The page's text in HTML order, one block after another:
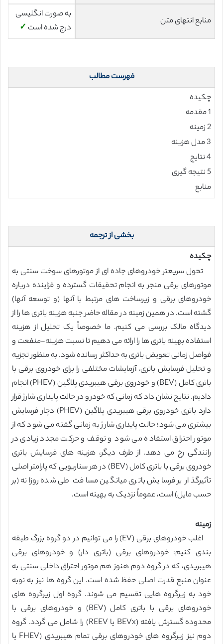
منابع انتهای متن
به صورت انگلیسی
درج شده است ✓
فهرست مطالب
چکیده
1 مقدمه
2 زمینه
3 مدل هزینه
4 نتایج
5 نتیجه گیری
منابع
بخشی از ترجمه
چکیده
تحول سریعتر خودروهای جاده ای از موتورهای سوخت سنتی به
موتورهای برقی منجر به انجام تحقیقات گسترده و فزاینده درباره
خودروهای برقی و زیرساخت های مرتبط با آنها (و توسعه آنها)
گشته است. در همین زمینه در مقاله حاضر جنبه هزینه باتری ها را از
دیدگاه مالک بررسی می کنیم. ما خصوصاً یک تحلیل از هزینه
استفاده بهینه باتری ها را ارائه می دهیم تا نسبت هزینه-منفعت و
فواصل زمانی تعویض باتری به حداکثر رسانده شود. به منظور تجزیه
و تحلیل فرسایش باتری، آزمایشات مختلفی را برای خودروی برقی با
باتری کامل (BEV) و خودروی برقی هیبریدی پلاگین (PHEV) انجام
دادیم. نتایج نشان داد که زمانی که خودرو در حالت پایداری شارژ قرار
دارد باتری خودروی برقی هیبریدی پلاگین (PHEV) دچار فرسایش
بیشتری می شود؛ حالت پایداری شارژ به زمانی گفته می شود که از
موتور احتراق استفاده می شود و توقف و حرکت مجدد زیادی در
رانندگی رخ می دهد. از طرف دیگر، هزینه های فرسایش باتری
خودروی برقی با باتری کامل (BEV) در هر سناریویی که پارامتر اصلی
تأثیرگذار بر فرسایش باتری میانگین مسافت طی شده روزانه (بر
حسب مایل) است، عموماً نزدیک به بهینه است.
زمینه
اغلب خودروهای برقی (EV) را می توانیم در دو گروه بزرگ طبقه
بندی کنیم: خودروهای برقی (باتری دار) و خودروهای برقی
هیبریدی، که در گروه دوم هنوز هم موتور احتراق داخلی سنتی به
عنوان منبع قدرت اصلی حفظ شده است. این گروه ها نیز به نوبه
خود به زیرگروه هایی تقسیم می شوند. گروه اول زیرگروه های
خودروهای برقی با باتری کامل (BEV) و خودروهای برقی با
محدوده گسترش یافته (BEVx یا REEV) را شامل می گردد. گروه
دوم نیز زیرگروه های خودروهای برقی تمام هیبریدی (FHEV یا